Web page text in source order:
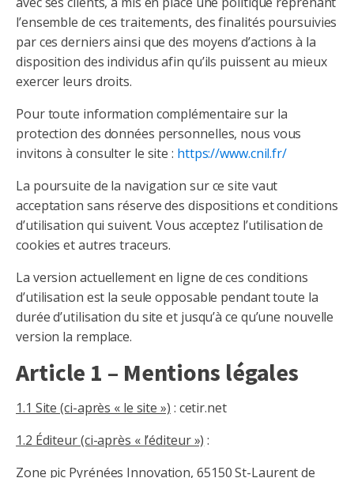
l’ensemble de ces traitements, des finalités poursuivies
par ces derniers ainsi que des moyens d’actions à la
disposition des individus afin qu’ils puissent au mieux
exercer leurs droits.
Pour toute information complémentaire sur la
protection des données personnelles, nous vous
invitons à consulter le site : https://www.cnil.fr/
La poursuite de la navigation sur ce site vaut
acceptation sans réserve des dispositions et conditions
d’utilisation qui suivent. Vous acceptez l’utilisation de
cookies et autres traceurs.
La version actuellement en ligne de ces conditions
d’utilisation est la seule opposable pendant toute la
durée d’utilisation du site et jusqu’à ce qu’une nouvelle
version la remplace.
Article 1 – Mentions légales
1.1 Site (ci-après « le site ») : cetir.net
1.2 Éditeur (ci-après « l’éditeur ») :
Zone pic Pyrénées Innovation, 65150 St-Laurent de